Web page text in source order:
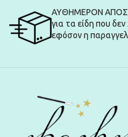
ΑΥΘΗΜΕΡΟΝ
για τα είδη που
εφόσον η